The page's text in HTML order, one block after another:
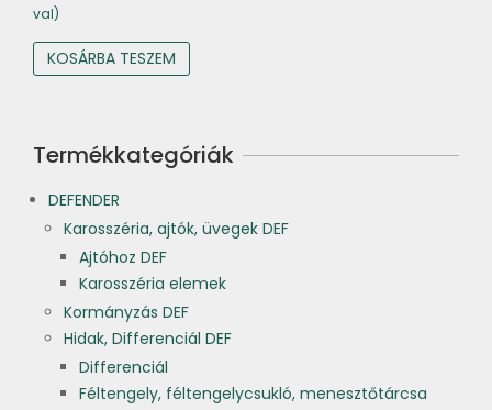
val)
KOSÁRBA TESZEM
Termékkategóriák
DEFENDER
Karosszéria, ajtók, üvegek DEF
Ajtóhoz DEF
Karosszéria elemek
Kormányzás DEF
Hidak, Differenciál DEF
Differenciál
Féltengely, féltengelycsukló, menesztőtárcsa